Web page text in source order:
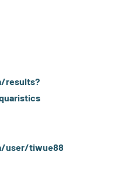
results?
user/tiwue88